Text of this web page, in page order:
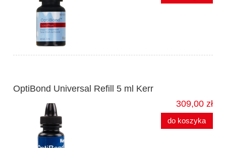
OptiBond Universal Refill 5 ml Kerr
309,00 zł
do koszyka